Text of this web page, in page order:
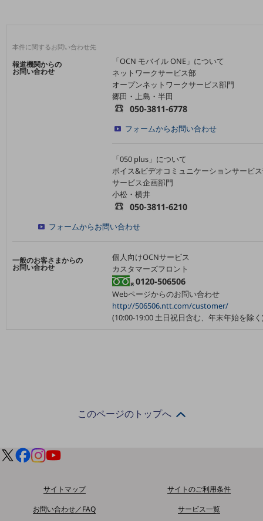
新着記事
お役立ち資料ダウンロード
トレンド記事特集
IT用語集
サービス・ソリューション
中堅中小企業のビジネスをサポート！
セキュリティ
ゲーム感覚で見つける
ビジネスお悩み診断
オンラインショップ
モバイル・ICTサービスをオンラインで
本件に関するお問い合わせ先
報道機関からの
お問い合わせ
「OCN モバイル ONE」について
ネットワークサービス部
オープンネットワークサービス部門
郷田・上島・半田
050-3811-6778
フォームからお問い合わせ
「050 plus」について
ボイス&ビデオコミュニケーションサービ
サービス企画部門
小松・横井
050-3811-6210
フォームからお問い合わせ
一般のお客さまからの
お問い合わせ
個人向けOCNサービス
カスタマーズフロント
0120-506506
Webページからのお問い合わせ
http://506506.ntt.com/customer/
(10:00-19:00 土日祝日含む、年末年始を除
このページのトップへ
サイトマップ
サイトのご利用条件
お問い合わせ／FAQ
サービス一覧